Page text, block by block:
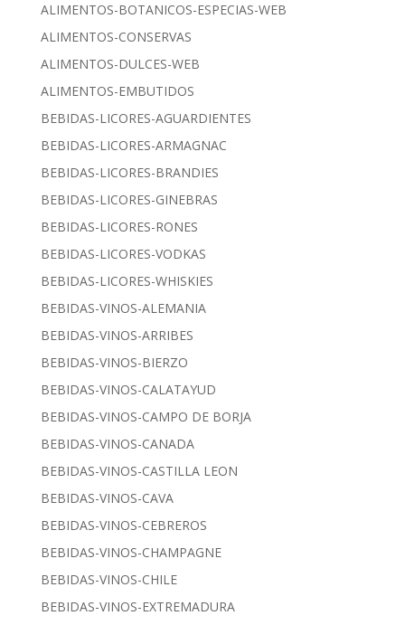
ALIMENTOS-BOTANICOS-ESPECIAS-WEB
ALIMENTOS-CONSERVAS
ALIMENTOS-DULCES-WEB
ALIMENTOS-EMBUTIDOS
BEBIDAS-LICORES-AGUARDIENTES
BEBIDAS-LICORES-ARMAGNAC
BEBIDAS-LICORES-BRANDIES
BEBIDAS-LICORES-GINEBRAS
BEBIDAS-LICORES-RONES
BEBIDAS-LICORES-VODKAS
BEBIDAS-LICORES-WHISKIES
BEBIDAS-VINOS-ALEMANIA
BEBIDAS-VINOS-ARRIBES
BEBIDAS-VINOS-BIERZO
BEBIDAS-VINOS-CALATAYUD
BEBIDAS-VINOS-CAMPO DE BORJA
BEBIDAS-VINOS-CANADA
BEBIDAS-VINOS-CASTILLA LEON
BEBIDAS-VINOS-CAVA
BEBIDAS-VINOS-CEBREROS
BEBIDAS-VINOS-CHAMPAGNE
BEBIDAS-VINOS-CHILE
BEBIDAS-VINOS-EXTREMADURA